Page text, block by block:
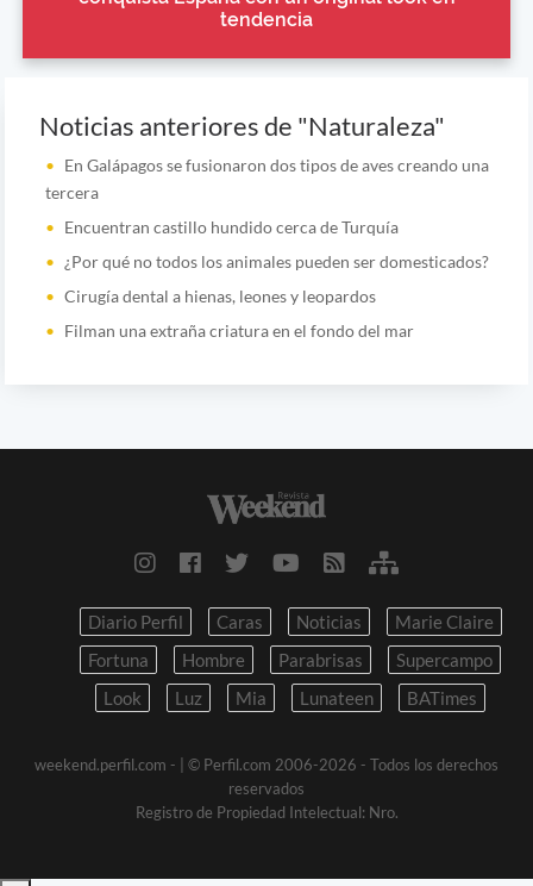
tendencia
Noticias anteriores de "Naturaleza"
En Galápagos se fusionaron dos tipos de aves creando una
tercera
Encuentran castillo hundido cerca de Turquía
¿Por qué no todos los animales pueden ser domesticados?
Cirugía dental a hienas, leones y leopardos
Filman una extraña criatura en el fondo del mar
Diario Perfil Caras Noticias
Marie Claire
Fortuna
Hombre Parabrisas
Supercampo
Look
Luz Mia Lunateen BATimes
weekend.perfil.com -
| © Perfil.com 2006-2026 - Todos los derechos
reservados
Registro de Propiedad Intelectual: Nro.